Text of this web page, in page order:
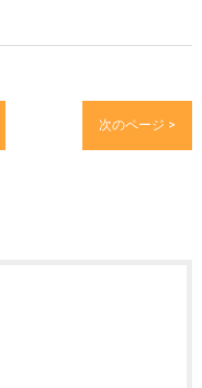
次のページ >